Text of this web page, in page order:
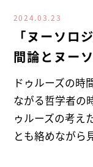
2024.03.23
「ヌーソロ
間論とヌー
ドゥルーズの時
ながる哲学者の
ゥルーズの考え
とも絡めながら